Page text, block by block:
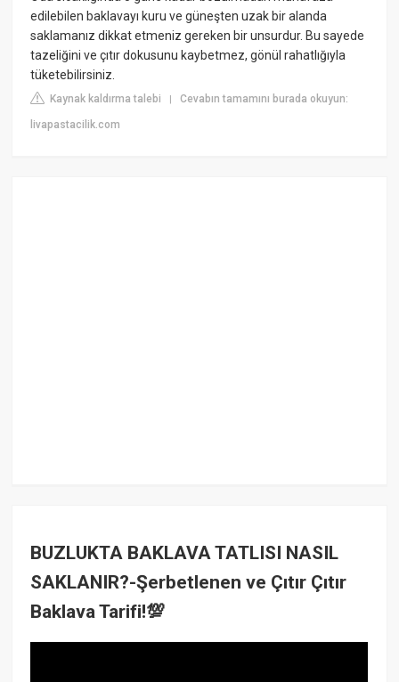
edilebilen baklavayı kuru ve güneşten uzak bir alanda
saklamanız dikkat etmeniz gereken bir unsurdur. Bu sayede
tazeliğini ve çıtır dokusunu kaybetmez, gönül rahatlığıyla
tüketebilirsiniz.
Kaynak kaldırma talebi |Cevabın tamamını burada okuyun:
livapastacilik.com
BUZLUKTA BAKLAVA TATLISI NASIL
SAKLANIR?-Şerbetlenen ve Çıtır Çıtır
Baklava Tarifi!💯